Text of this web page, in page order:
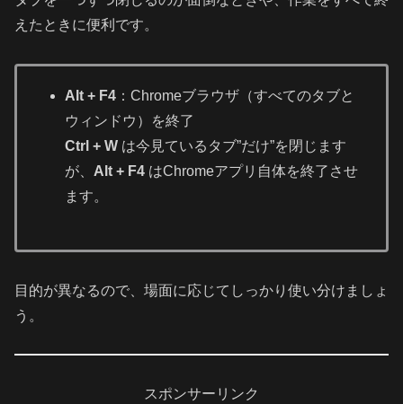
えたときに便利です。
Alt + F4 ：Chromeブラウザ（すべてのタブと
ウィンドウ）を終了
Ctrl + W は今見ているタブ”だけ”を閉じます
が、 Alt + F4 はChromeアプリ自体を終了させ
ます。
目的が異なるので、場面に応じてしっかり使い分けましょ
う。
スポンサーリンク